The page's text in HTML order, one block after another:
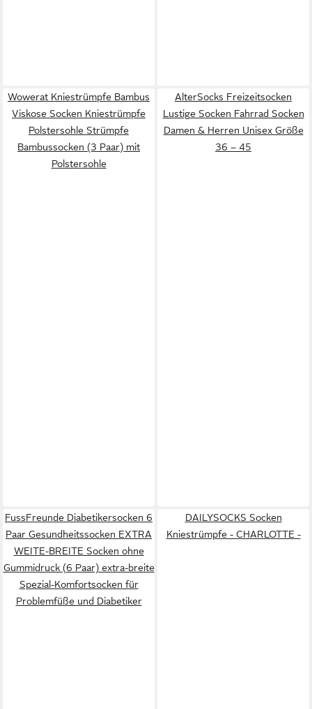
Wowerat Kniestrümpfe Bambus
Viskose Socken Kniestrümpfe
Polstersohle Strümpfe
Bambussocken (3 Paar) mit
Polstersohle
AlterSocks Freizeitsocken
Lustige Socken Fahrrad Socken
Damen & Herren Unisex Größe
36 – 45
FussFreunde Diabetikersocken 6
Paar Gesundheitssocken EXTRA
WEITE-BREITE Socken ohne
Gummidruck (6 Paar) extra-breite
Spezial-Komfortsocken für
Problemfüße und Diabetiker
DAILYSOCKS Socken
Kniestrümpfe - CHARLOTTE -